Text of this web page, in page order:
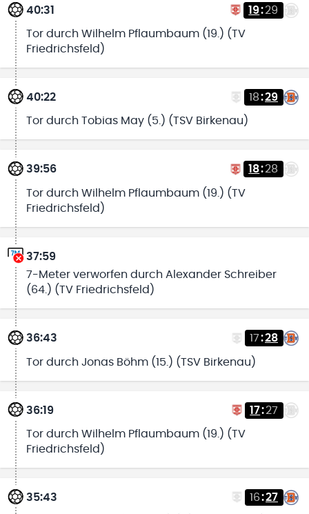
40:31 19:29
Tor durch Wilhelm Pflaumbaum (19.) (TV
Friedrichsfeld)
40:22 18:29
Tor durch Tobias May (5.) (TSV Birkenau)
39:56 18:28
Tor durch Wilhelm Pflaumbaum (19.) (TV
Friedrichsfeld)
37:59
7-Meter verworfen durch Alexander Schreiber
(64.) (TV Friedrichsfeld)
36:43 17:28
Tor durch Jonas Böhm (15.) (TSV Birkenau)
36:19 17:27
Tor durch Wilhelm Pflaumbaum (19.) (TV
Friedrichsfeld)
35:43 16:27